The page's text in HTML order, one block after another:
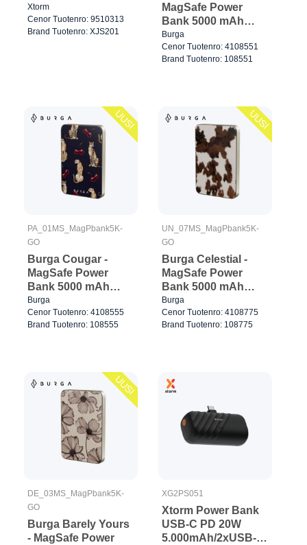
Xtorm
Cenor Tuotenro: 9510313
Brand Tuotenro: XJS201
MagSafe Power
Bank 5000 mAh
Kulta
Burga
Cenor Tuotenro: 4108551
Brand Tuotenro: 108551
UUSI
PA_01MS_MagPbank5K-
GO
Burga Cougar -
MagSafe Power
Bank 5000 mAh
Kulta
Burga
Cenor Tuotenro: 4108555
Brand Tuotenro: 108555
UUSI
UN_07MS_MagPbank5K-
GO
Burga Celestial -
MagSafe Power
Bank 5000 mAh
Kulta
Burga
Cenor Tuotenro: 4108775
Brand Tuotenro: 108775
UUSI
DE_03MS_MagPbank5K-
GO
Burga Barely Yours
- MagSafe Power
XG2PS051
Xtorm Power Bank
USB-C PD 20W
5.000mAh/2xUSB-C